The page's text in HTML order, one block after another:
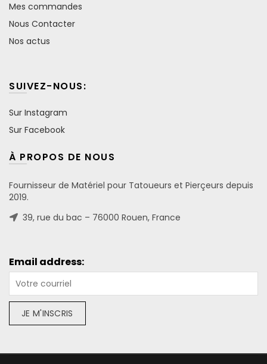
Mes commandes
Nous Contacter
Nos actus
SUIVEZ-NOUS:
Sur Instagram
Sur Facebook
À PROPOS DE NOUS
Fournisseur de Matériel pour Tatoueurs et Pierçeurs depuis
2019.
39, rue du bac – 76000 Rouen, France
Email address: